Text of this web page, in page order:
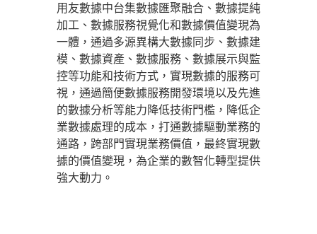
用友數據中台集數據匯聚融合、數據提純
加工、數據服務視覺化和數據價值變現為
一體，通過多源異構大數據同步、數據建
模、數據資產、數據服務、數據展示與監
控等功能和技術方式，實現數據的服務可
視，通過簡便數據服務開發環境以及先進
的數據分析等能力降低技術門檻，降低企
業數據處理的成本，打通數據驅動業務的
通路，跨部門實現業務價值，最終實現數
據的價值變現，為企業的數智化轉型提供
強大動力。